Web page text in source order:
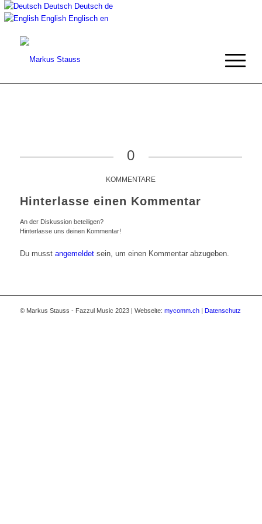
Deutsch Deutsch de
English Englisch en
0
KOMMENTARE
Hinterlasse einen Kommentar
An der Diskussion beteiligen?
Hinterlasse uns deinen Kommentar!
Du musst angemeldetsein, um einen Kommentar abzugeben.
© Markus Stauss - Fazzul Music 2023 | Webseite: mycomm.ch| Datenschutz